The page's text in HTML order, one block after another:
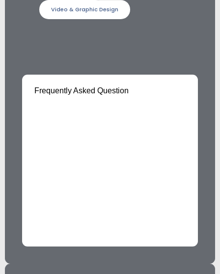
Video & Graphic Design
Frequently Asked Question